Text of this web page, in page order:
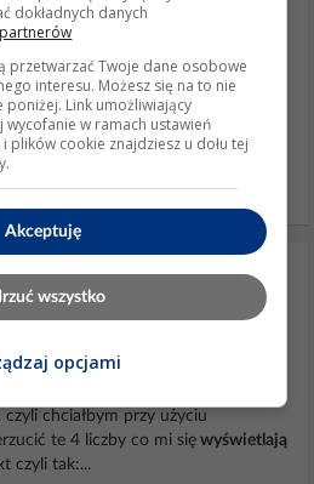
na podstawie rezonatora
podawana jest na obudowie.
wyświetlacza.
na LCD, duży
któro daje mi w efekcie
na LCD przy użyciu komendy LCD
gdbyby nie to, że cyferki są za
czyli chciałbym przy użyciu
te 4 liczby co mi się wyświetlają
czyli tak:...
dokładnych danych
przetwarzać Twoje dane osobowe
interesu. Możesz się na to nie
Link umożliwiający
w ramach ustawień
plików cookie znajdziesz u dołu tej
Akceptuję
wszystko
opcjami